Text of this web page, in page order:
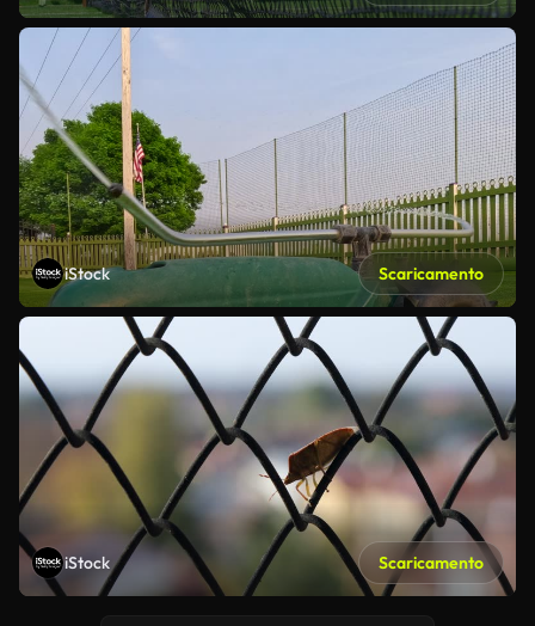
iStock Scaricamento
iStock Scaricamento